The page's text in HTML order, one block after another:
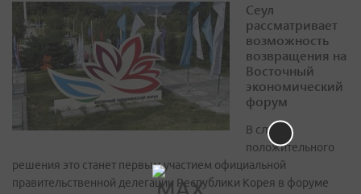
Сеул
рассматривает
возможность
возвращения на
Восточный
экономический
форум
В случае
положительного
решения это станет первым участием официальной
правительственной делегации Республики Корея в форуме